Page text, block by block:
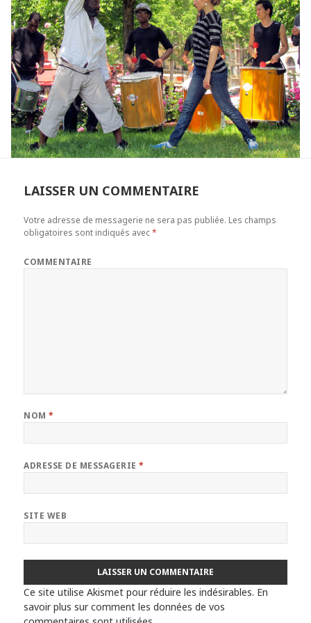
LAISSER UN COMMENTAIRE
Votre adresse de messagerie ne sera pas publiée. Les champs
obligatoires sont indiqués avec*
COMMENTAIRE
NOM*
ADRESSE DE MESSAGERIE*
SITE WEB
Ce site utilise Akismet pour réduire les indésirables. En
savoir plus sur comment les données de vos